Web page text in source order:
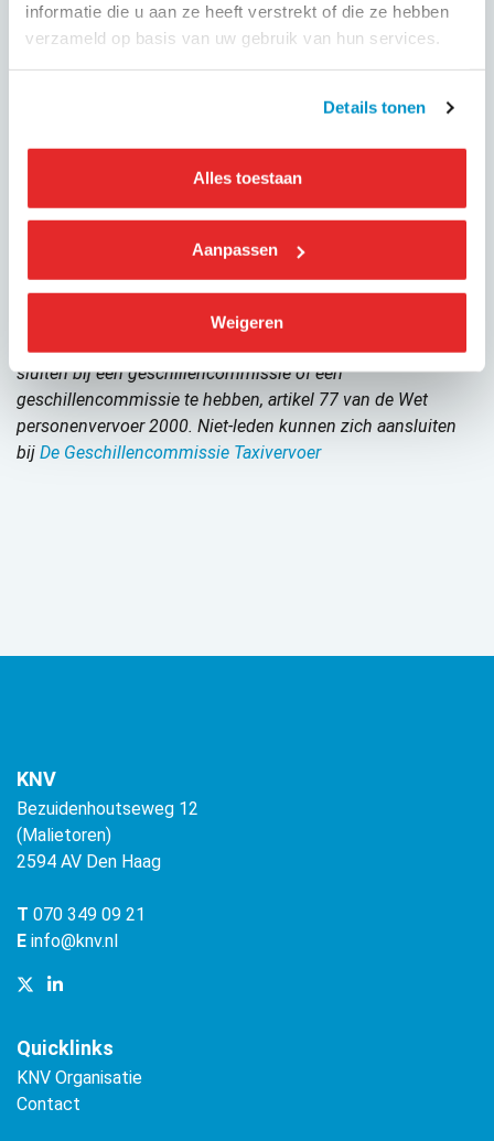
informatie die u aan ze heeft verstrekt of die ze hebben
verzameld op basis van uw gebruik van hun services.
Details tonen
Alles toestaan
Aanpassen
Weigeren
namens de vervoerder.
Stichting TX-Keur.
De heer D.J. Buijs, onafhankelijk voorzitter
De heer H.M. van der Putten, namens werkgevers
De heer F. Visser, namens reizigersvereniging Rover
Leden die al een eigen geschillencommissie hebben
ingesteld, mogen dat zo te houden of kunnen kiezen voor
*Alle taxiondernemers zijn wettelijk verplicht om zich aan te
sluiten bij een geschillencommissie of een
geschillencommissie te hebben, artikel 77 van de Wet
personenvervoer 2000. Niet-leden kunnen zich aansluiten
bij De Geschillencommissie Taxivervoer
KNV
Bezuidenhoutseweg 12
(Malietoren)
2594 AV Den Haag
T 070 349 09 21
E info@knv.nl
Quicklinks
KNV Organisatie
Contact